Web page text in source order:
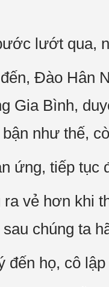
lướt qua,
Đào Hân
Gia Bình,
như thế,
ứng, tiếp tục
vẻ hơn khi
chúng ta
đến họ, cô